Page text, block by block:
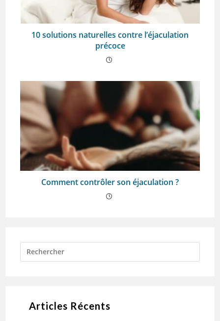
10 solutions naturelles contre l’éjaculation
précoce
Comment contrôler son éjaculation ?
Articles Récents